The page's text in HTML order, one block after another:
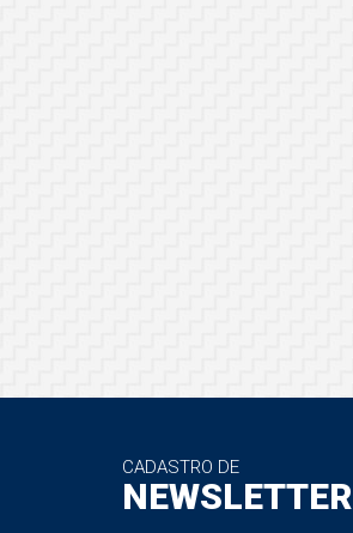
CADASTRO DE
NEWSLETTER